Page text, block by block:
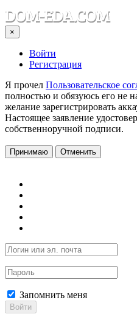
×
Войти
Регистрация
Я прочел Пользовательское
полностью и обязуюсь его не
желание зарегистрировать
Настоящее заявление
собственноручной подписи.
Принимаю Отменить
Запомнить меня
Войти